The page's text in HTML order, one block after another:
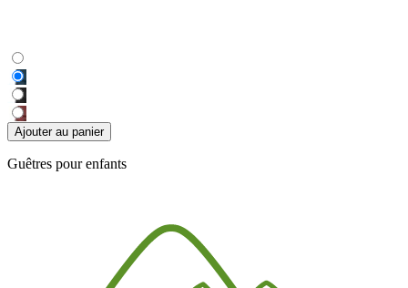
Ajouter au panier
Guêtres pour enfants